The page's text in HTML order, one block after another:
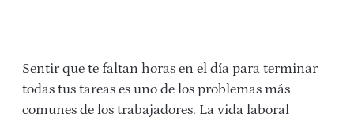
Sentir que te faltan horas en el día para terminar
todas tus tareas es uno de los problemas más
comunes de los trabajadores. La vida laboral